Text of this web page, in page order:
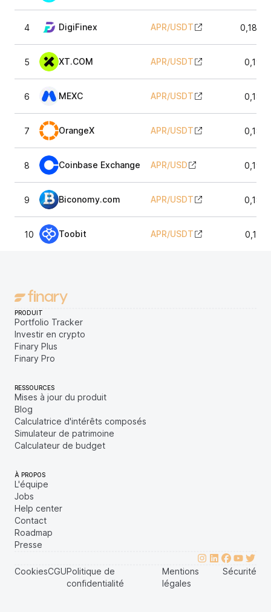
4 DigiFinex APR/USDT
5 XT.COM APR/USDT
6 MEXC APR/USDT
7 OrangeX APR/USDT
8 Coinbase Exchange APR/USD
9 Biconomy.com APR/USDT
10 Toobit APR/USDT
PRODUIT
Portfolio Tracker
Investir en crypto
Finary Plus
Finary Pro
RESSOURCES
Mises à jour du produit
Blog
Calculatrice d'intérêts composés
Simulateur de patrimoine
Calculateur de budget
À PROPOS
L'équipe
Jobs
Help center
Contact
Roadmap
Presse
CookiesCGUPolitique de
confidentialité
Mentions
légales
Sécurité